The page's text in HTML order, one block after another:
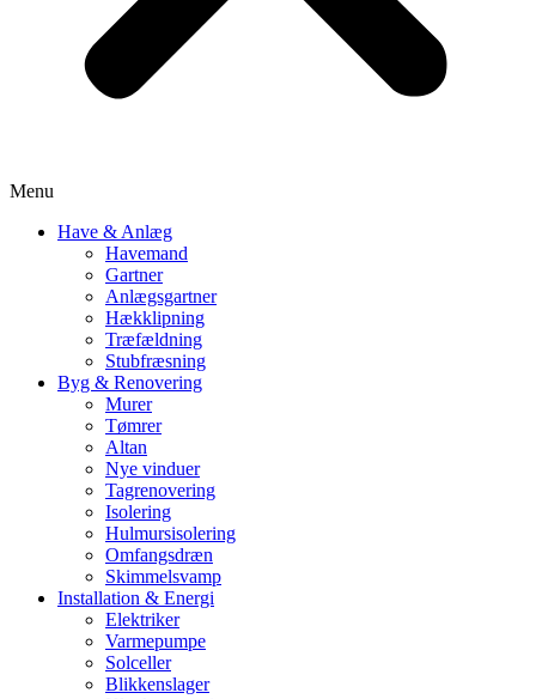
Menu
Have & Anlæg
Havemand
Gartner
Anlægsgartner
Hækklipning
Træfældning
Stubfræsning
Byg & Renovering
Murer
Tømrer
Altan
Nye vinduer
Tagrenovering
Isolering
Hulmursisolering
Omfangsdræn
Skimmelsvamp
Installation & Energi
Elektriker
Varmepumpe
Solceller
Blikkenslager